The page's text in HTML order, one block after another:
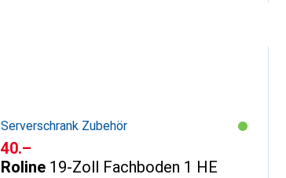
Serverschrank Zubehör
CHF
40.–
Roline 19-Zoll Fachboden 1 HE